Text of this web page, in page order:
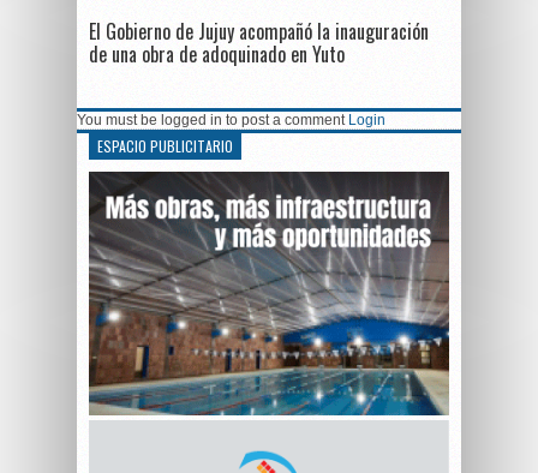
El Gobierno de Jujuy acompañó la inauguración
de una obra de adoquinado en Yuto
You must be logged in to post a comment Login
ESPACIO PUBLICITARIO